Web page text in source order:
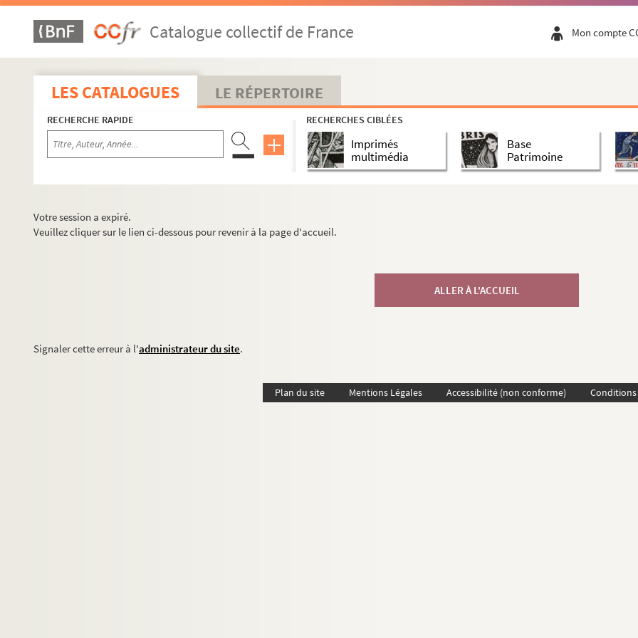
Catalogue collectif de France Mon compte
LES CATALOGUES LE RÉPERTOIRE
RECHERCHE RAPIDE RECHERCHES CIBLÉES
Imprimés
multimédia
Base
Patrimoine
Votre session a expiré.
Veuillez cliquer sur le lien ci-dessous pour revenir à la page d'accueil.
ALLER À L'ACCUEIL
Signaler cette erreur à l'administrateur du site.
Plan du site Mentions Légales Accessibilité (non conforme)